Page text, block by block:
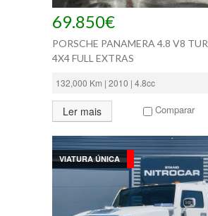
69.850€
PORSCHE PANAMERA 4.8 V8
4X4 FULL EXTRAS
132,000 Km | 2010 | 4.8cc
Ler mais Comparar
VIATURA ÚNICA